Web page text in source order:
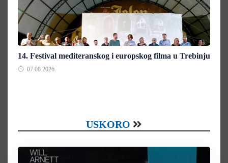
14. Festival mediteranskog i europskog filma u Trebinju
07.08.2026.
USKORO